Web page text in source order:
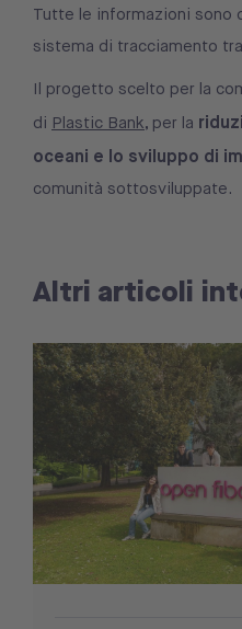
Tutte le informazioni sono
sistema di tracciamento
Il progetto scelto per la
di Plastic Bank, per la
oceani e lo sviluppo di
comunità sottosviluppate.
Altri articoli